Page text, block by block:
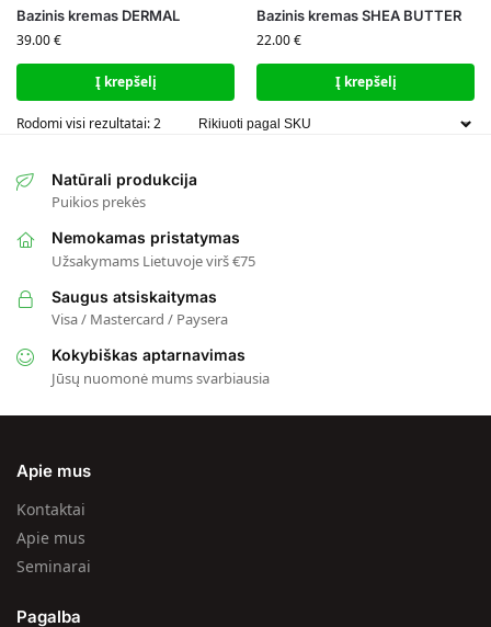
Bazinis kremas DERMAL
39.00€
Į krepšelį
Bazinis kremas SHEA BUTTER
22.00€
Į krepšelį
Rodomi visi rezultatai: 2
Natūrali produkcija
Puikios prekės
Nemokamas pristatymas
Užsakymams Lietuvoje virš €75
Saugus atsiskaitymas
Visa / Mastercard / Paysera
Kokybiškas aptarnavimas
Jūsų nuomonė mums svarbiausia
Apie mus
Kontaktai
Apie mus
Seminarai
Pagalba